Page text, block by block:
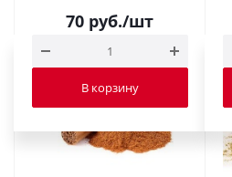
70 руб./шт
В корзину